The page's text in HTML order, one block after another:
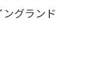
グランド